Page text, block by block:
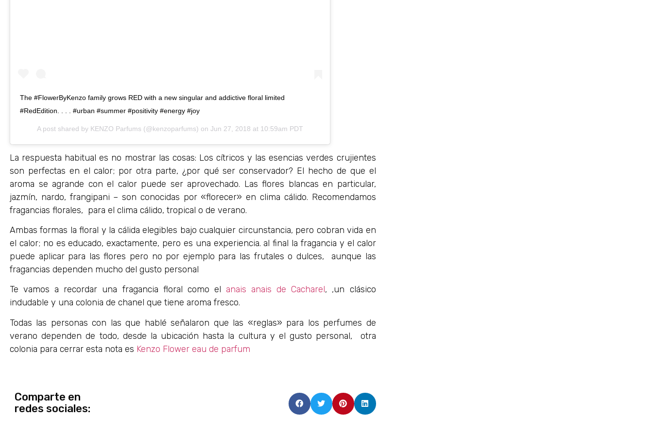
The #FlowerByKenzo family grows RED with a new singular and addictive floral limited
#RedEdition. . . . #urban #summer #positivity #energy #joy
A post shared by KENZO Parfums (@kenzoparfums) on Jun 27, 2018 at 10:59am PDT
La respuesta habitual es no mostrar las cosas: Los cítricos y las esencias verdes crujientes
son perfectas en el calor; por otra parte, ¿por qué ser conservador? El hecho de que el
aroma se agrande con el calor puede ser aprovechado. Las flores blancas en particular,
jazmín, nardo, frangipani – son conocidas por «florecer» en clima cálido. Recomendamos
fragancias florales, para el clima cálido, tropical o de verano.
Ambas formas la floral y la cálida elegibles bajo cualquier circunstancia, pero cobran vida en
el calor; no es educado, exactamente, pero es una experiencia. al final la fragancia y el calor
puede aplicar para las flores pero no por ejemplo para las frutales o dulces, aunque las
fragancias dependen mucho del gusto personal
Te vamos a recordar una fragancia floral como el anais anais de Cacharel, ,un clásico
indudable y una colonia de chanel que tiene aroma fresco.
Todas las personas con las que hablé señalaron que las «reglas» para los perfumes de
verano dependen de todo, desde la ubicación hasta la cultura y el gusto personal, otra
colonia para cerrar esta nota es Kenzo Flower eau de parfum
Comparte en
redes sociales: